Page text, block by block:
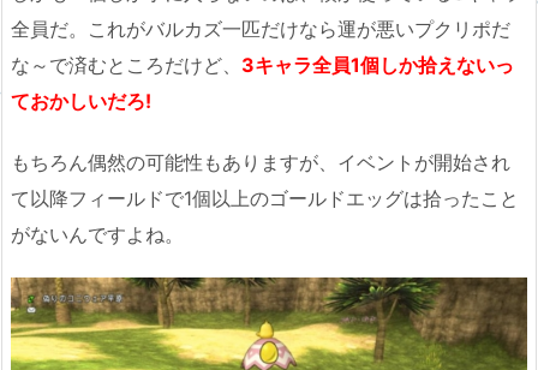
全員だ。これがバルカズ一匹だけなら運が悪いプクリポだ
な～で済むところだけど、 3キャラ全員1個しか拾えないっ
ておかしいだろ!
もちろん偶然の可能性もありますが、イベントが開始され
て以降フィールドで1個以上のゴールドエッグは拾ったこと
がないんですよね。